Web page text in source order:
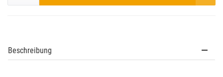
Beschreibung